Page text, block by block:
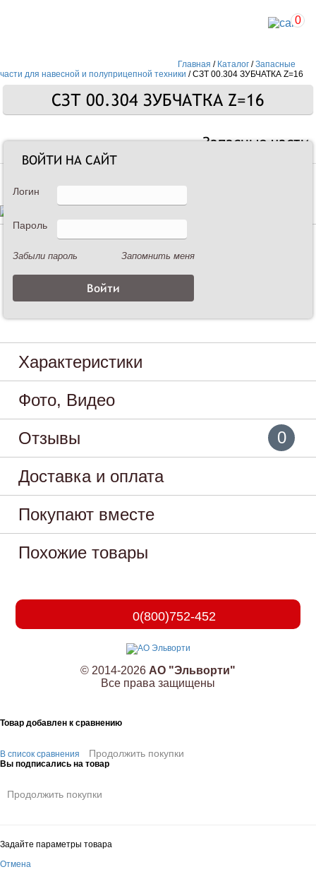
0
Главная / Каталог /Запасные
части для навесной и полуприцепной техники /СЗТ 00.304 ЗУБЧАТКА Z=16
СЗТ 00.304 ЗУБЧАТКА Z=16
Запасные части
Описание
СЗТ 00.304 ЗУБЧАТКА Z=16
Характеристики
Фото, Видео
Отзывы
0
Доставка и оплата
Покупают вместе
Похожие товары
0(800)752-452
© 2014-2026 АО "Эльворти"
Все права защищены
Товар добавлен к сравнению
В список сравнения Продолжить покупки
Вы подписались на товар
Продолжить покупки
Задайте параметры товара
Отмена
ВОЙТИ НА САЙТ
Логин
Пароль
Забыли пароль Запомнить меня